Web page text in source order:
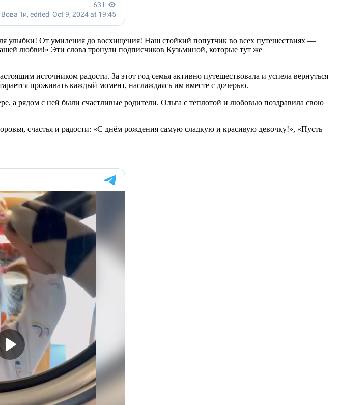
улыбки! От умиления до восхищения! Наш стойкий попутчик во всех путешествиях —
любви!» Эти слова тронули подписчиков Кузьминой, которые тут же
источником радости. За этот год семья активно путешествовала и успела вернуться
проживать каждый момент, наслаждаясь им вместе с дочерью.
а рядом с ней были счастливые родители. Ольга с теплотой и любовью поздравила свою
счастья и радости: «С днём рождения самую сладкую и красивую девочку!», «Пусть